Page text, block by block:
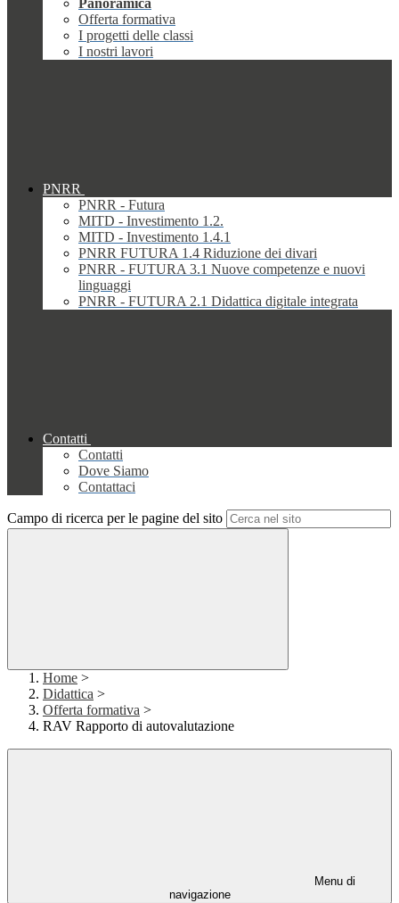
Panoramica
Offerta formativa
I progetti delle classi
I nostri lavori
PNRR
PNRR - Futura
MITD - Investimento 1.2.
MITD - Investimento 1.4.1
PNRR FUTURA 1.4 Riduzione dei divari
PNRR - FUTURA 3.1 Nuove competenze e nuovi
linguaggi
PNRR - FUTURA 2.1 Didattica digitale integrata
Contatti
Contatti
Dove Siamo
Contattaci
Campo di ricerca per le pagine del sito
Home >
Didattica >
Offerta formativa >
RAV Rapporto di autovalutazione
Menu di
navigazione